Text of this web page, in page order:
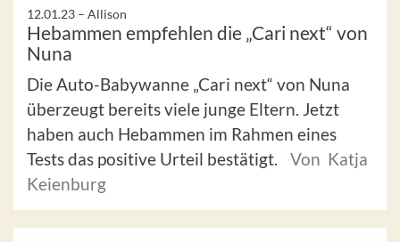
12.01.23 – Allison
Hebammen empfehlen die „Cari next“ von
Nuna
Die Auto-Babywanne „Cari next“ von Nuna
überzeugt bereits viele junge Eltern. Jetzt
haben auch Hebammen im Rahmen eines
Tests das positive Urteil bestätigt.
Von Katja
Keienburg